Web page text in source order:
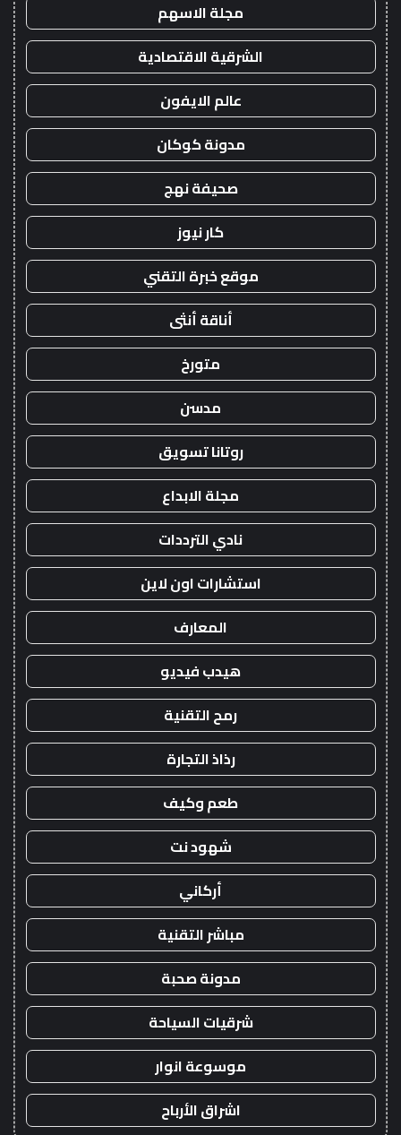
مجلة الاسهم
الشرقية الاقتصادية
عالم الايفون
مدونة كوكان
صحيفة نهج
كار نيوز
موقع خبرة التقني
أناقة أنثى
متورخ
مدسن
روتانا تسويق
مجلة الابداع
نادي الترددات
استشارات اون لاين
المعارف
هيدب فيديو
رمح التقنية
رذاذ التجارة
طعم وكيف
شهود نت
أركاني
مباشر التقنية
مدونة صحبة
شرقيات السياحة
موسوعة انوار
اشراق الأرباح